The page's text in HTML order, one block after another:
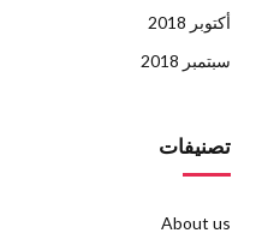
أكتوبر 2018
سبتمبر 2018
تصنيفات
About us